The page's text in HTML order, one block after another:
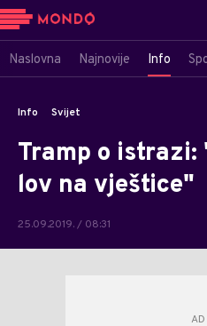
Naslovna Najnovije Info
Info Svijet
Tramp o
lov na vještice"
25.09.2019. / 08:31